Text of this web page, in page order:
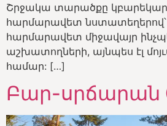
Շրջակա տարածքը
հարմարավետ նստատեղերով՝
հարմարավետ միջավայր
աշխատողների, այնպես էլ
համար: […]
Բար-սրճարան